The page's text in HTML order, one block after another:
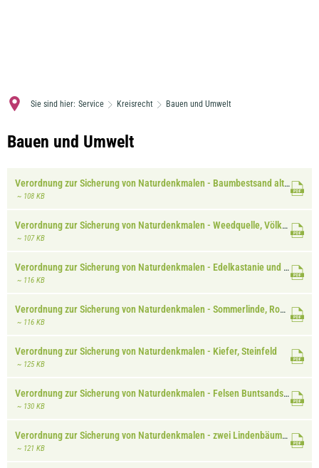
Sie sind hier: Service Kreisrecht Bauen und Umwelt
Bauen
Umwelt
Bauen und Umwelt
Verordnung zur Sicherung von Naturdenkmalen - Baumbestsand alter Friedhof Bad Bergzabern
~ 108 KB
Verordnung zur Sicherung von Naturdenkmalen - Weedquelle, Völkersweiler
~ 107 KB
Verordnung zur Sicherung von Naturdenkmalen - Edelkastanie und drei Buchen, Ramberg
~ 116 KB
Verordnung zur Sicherung von Naturdenkmalen - Sommerlinde, Rohrbach
~ 116 KB
Verordnung zur Sicherung von Naturdenkmalen - Kiefer, Steinfeld
~ 125 KB
Verordnung zur Sicherung von Naturdenkmalen - Felsen Buntsandstein, Vorderweidenthal
~ 130 KB
Verordnung zur Sicherung von Naturdenkmalen - zwei Lindenbäume, Klingen
~ 121 KB